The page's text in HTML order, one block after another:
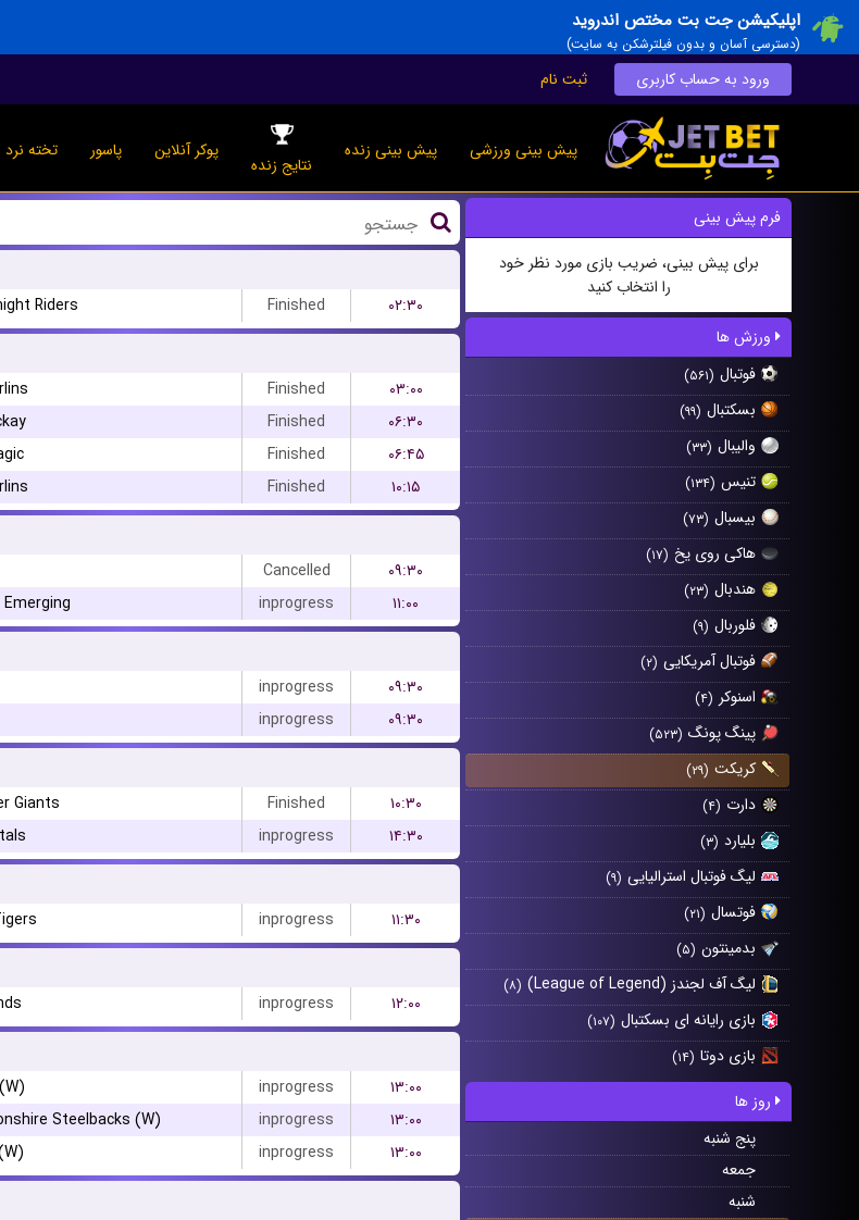
اپلیکیشن جت بت مختص اندروید
(دسترسی آسان و بدون فیلترشکن به سایت)
ورود به حساب کاربری ثبت نام
پیش بینی ورزشی پیش بینی زنده
نتایج زنده
پوکر آنلاین پاسور تخته نرد
فرم پیش بینی
برای پیش بینی، ضریب بازی مورد نظر خود
را انتخاب کنید
ورزش ها
فوتبال (۵۶۱)
بسکتبال (۹۹)
والیبال (۳۳)
تنیس (۱۳۴)
بیسبال (۷۳)
هاکی روی یخ (۱۷)
هندبال (۲۳)
فلوربال (۹)
فوتبال آمریکایی (۲)
اسنوکر (۴)
پینگ پونگ (۵۲۳)
کریکت (۲۹)
دارت (۴)
بلیارد (۳)
لیگ فوتبال استرالیایی (۹)
فوتسال (۲۱)
بدمینتون (۵)
لیگ آف لجندز (League of Legend) (۸)
بازی رایانه ای بسکتبال (۱۰۷)
بازی دوتا (۱۴)
روز ها
پنج شنبه
جمعه
شنبه
Riders Finished
۰۲:۳۰
Finished
۰۳:۰۰
Finished
۰۶:۳۰
Finished
۰۶:۴۵
Finished
۱۰:۱۵
Cancelled
۰۹:۳۰
inprogress
۱۱:۰۰
inprogress
۰۹:۳۰
inprogress
۰۹:۳۰
Giants Finished
۱۰:۳۰
inprogress
۱۴:۳۰
inprogress
۱۱:۳۰
inprogress
۱۲:۰۰
inprogress
۱۳:۰۰
Steelbacks (W) inprogress
۱۳:۰۰
inprogress
۱۳:۰۰